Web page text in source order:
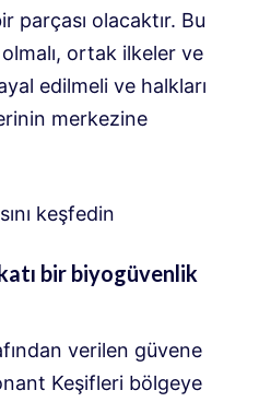
parçası olacaktır. Bu
olmalı, ortak ilkeler ve
edilmeli ve halkları
merkezine
keşfedin
bir biyogüvenlik
verilen güvene
Keşifleri bölgeye